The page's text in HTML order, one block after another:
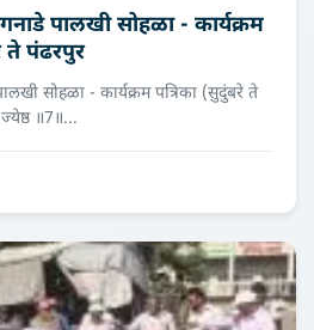
पालखी सोहळा - कार्यक्रम
ते पंढरपुर
सोहळा - कार्यक्रम पत्रिका (सुदुंबरे ते
ज्येष्ठ ॥7॥...